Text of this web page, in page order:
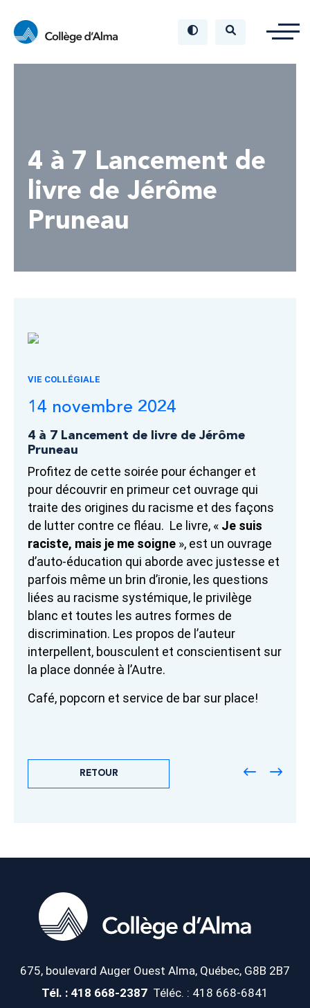
4 à 7 Lancement de
livre de Jérôme
Pruneau
VIE COLLÉGIALE
14 novembre 2024
4 à 7 Lancement de livre de Jérôme
Pruneau
Profitez de cette soirée pour échanger et
pour découvrir en primeur cet ouvrage qui
traite des origines du racisme et des façons
de lutter contre ce fléau. Le livre, « Je suis
raciste, mais je me soigne », est un ouvrage
d’auto-éducation qui aborde avec justesse et
parfois même un brin d’ironie, les questions
liées au racisme systémique, le privilège
blanc et toutes les autres formes de
discrimination. Les propos de l’auteur
interpellent, bousculent et conscientisent sur
la place donnée à l’Autre.
Café, popcorn et service de bar sur place!
RETOUR
675, boulevard Auger Ouest Alma, Québec, G8B 2B7
Tél. : 418 668-2387 Téléc. : 418 668-6841